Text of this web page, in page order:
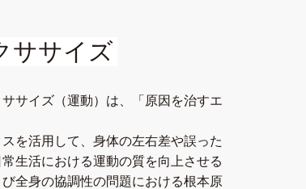
ササイズ
サイズ（運動）は、「原因を治すエ
を活⽤して、⾝体の左右差や誤った
⽣活における運動の質を向上させる
全⾝の協調性の問題における根本原